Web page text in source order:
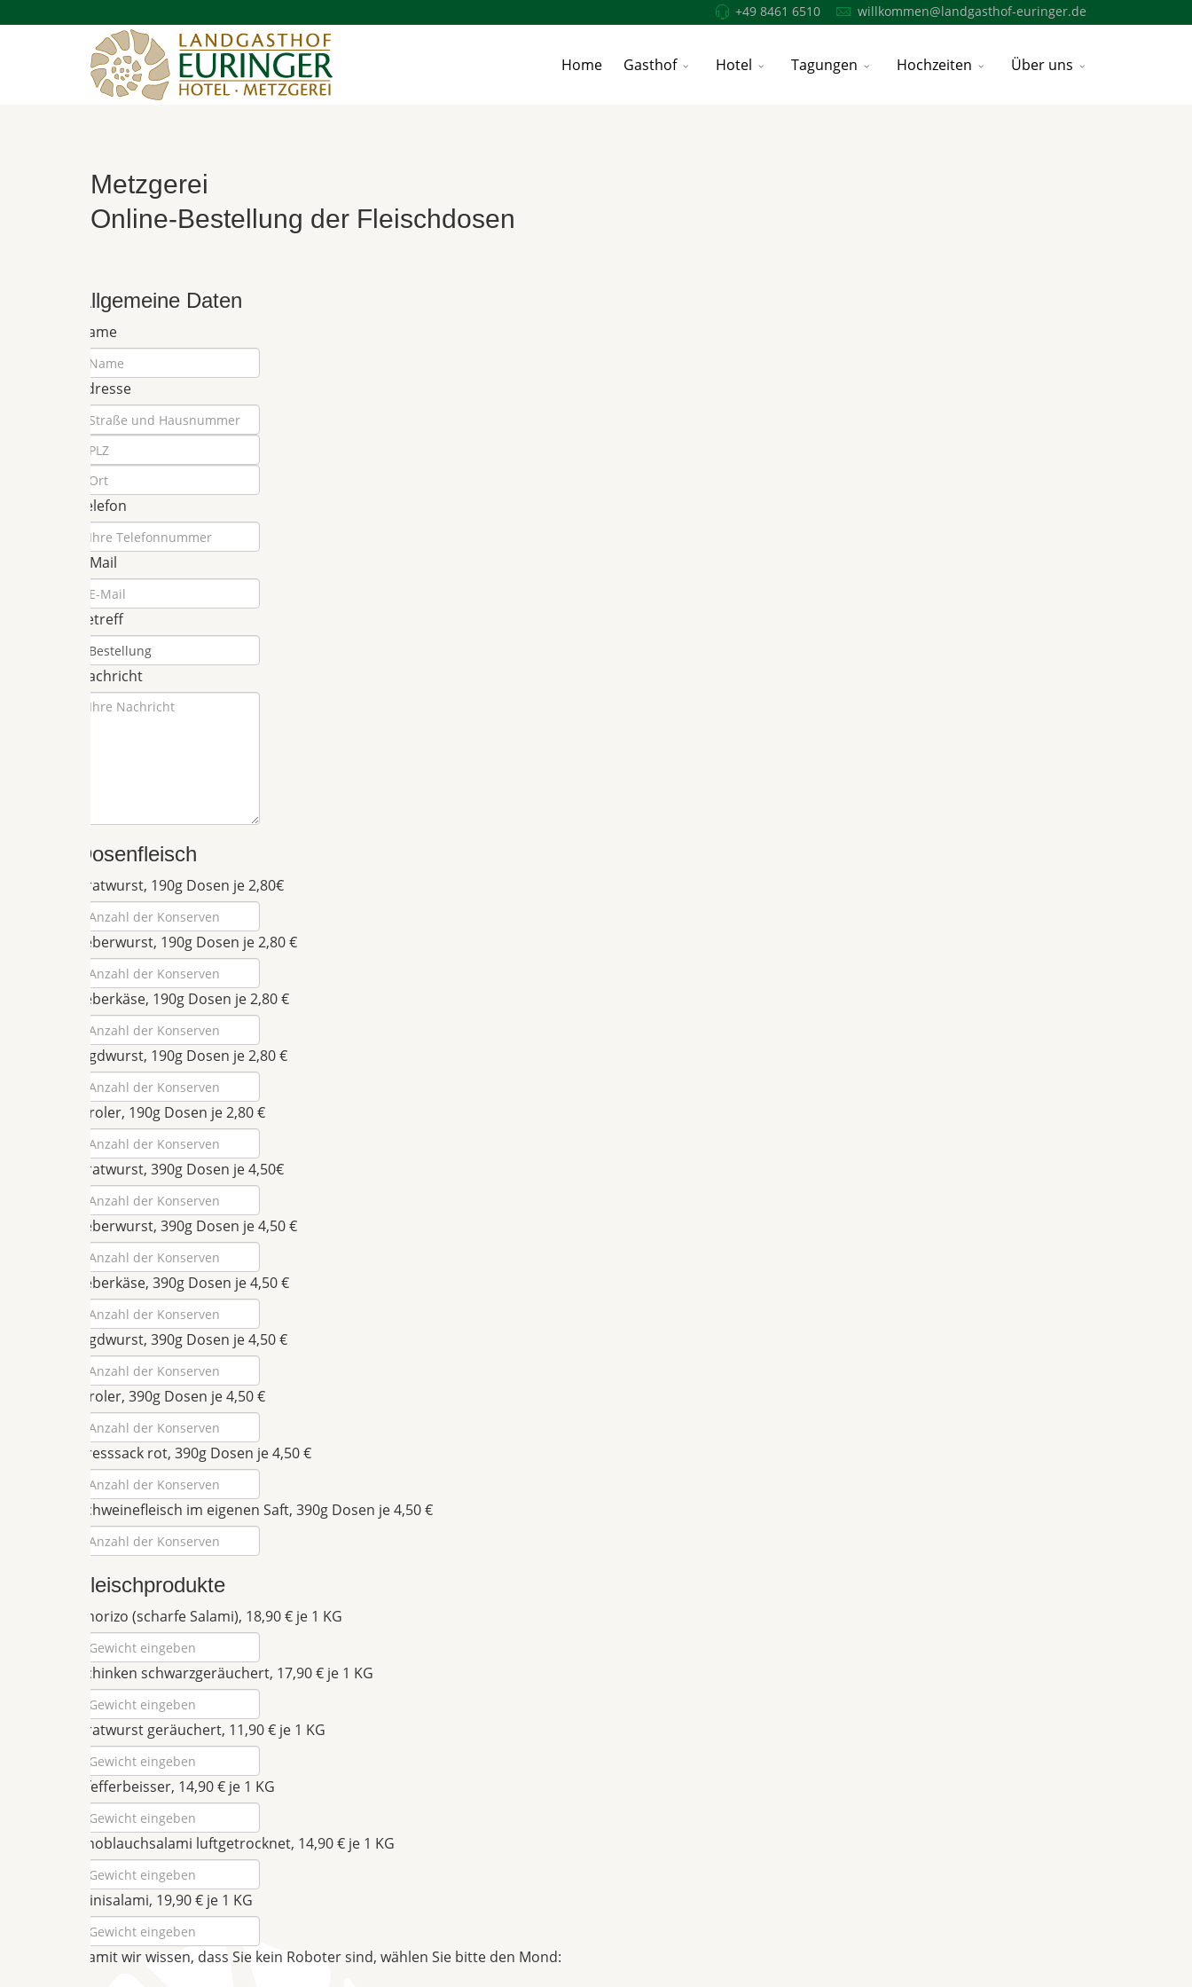
+49 8461 6510 willkommen@landgasthof-euringer.de
Home Gasthof Hotel Tagungen Hochzeiten Über uns
Metzgerei
Online-Bestellung der Fleischdosen
Allgemeine Daten
Name
Adresse
Telefon
E-Mail
Betreff
Nachricht
Dosenfleisch
Bratwurst, 190g Dosen je 2,80€
Leberwurst, 190g Dosen je 2,80 €
Leberkäse, 190g Dosen je 2,80 €
Jagdwurst, 190g Dosen je 2,80 €
Tiroler, 190g Dosen je 2,80 €
Bratwurst, 390g Dosen je 4,50€
Leberwurst, 390g Dosen je 4,50 €
Leberkäse, 390g Dosen je 4,50 €
Jagdwurst, 390g Dosen je 4,50 €
Tiroler, 390g Dosen je 4,50 €
Presssack rot, 390g Dosen je 4,50 €
Schweinefleisch im eigenen Saft, 390g Dosen je 4,50 €
Fleischprodukte
Chorizo (scharfe Salami), 18,90 € je 1 KG
Schinken schwarzgeräuchert, 17,90 € je 1 KG
Bratwurst geräuchert, 11,90 € je 1 KG
Pfefferbeisser, 14,90 € je 1 KG
Knoblauchsalami luftgetrocknet, 14,90 € je 1 KG
Minisalami, 19,90 € je 1 KG
Damit wir wissen, dass Sie kein Roboter sind, wählen Sie bitte den Mond: